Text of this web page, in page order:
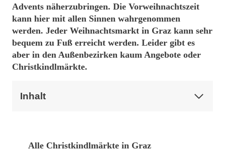
Advents näherzubringen. Die Vorweihnachtszeit
kann hier mit allen Sinnen wahrgenommen
werden. Jeder Weihnachtsmarkt in Graz kann sehr
bequem zu Fuß erreicht werden. Leider gibt es
aber in den Außenbezirken kaum Angebote oder
Christkindlmärkte.
Inhalt
Alle Christkindlmärkte in Graz